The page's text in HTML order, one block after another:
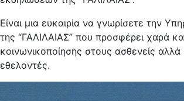
Είναι μια ευκαιρία να γνωρίσετε την
της “ΓΑΛΙΛΑΙΑΣ” που προσφέρει χαρά
κοινωνικοποίησης στους ασθενείς αλλά
εθελοντές.